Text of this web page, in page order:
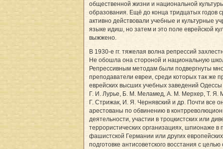
общественной жизни и национальной
образования. Ещё до конца тридцатых годов
активно действовали учебные и культурные
языке идиш, но затем и это поле еврейской
выжжено.
В 1930-е гг. тяжелая волна репрессий
Не обошла она стороной и национальную
Репрессивным методам были подвергнуты
преподаватели евреи, среди которых так же
еврейских высших учебных заведений
Г. И. Лурье, Б. М. Меламед, А. М. Мерхер, Т. Я.
Г. Стрижак, И. Я. Чернявский и др. Почти все
арестованы по обвинению в
деятельности, участии в троцкистских или
террористических организациях, шпионаже в
фашистской Германии или других
подготовке антисоветского восстания с